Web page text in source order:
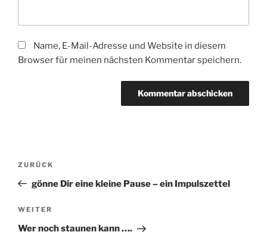
Name, E-Mail-Adresse und Website in diesem
Browser für meinen nächsten Kommentar speichern.
Beitragsnavigation
Vorheriger
Beitrag
ZURÜCK
gönne Dir eine kleine Pause – ein Impulszettel
Nächster
Beitrag
WEITER
Wer noch staunen kann ….